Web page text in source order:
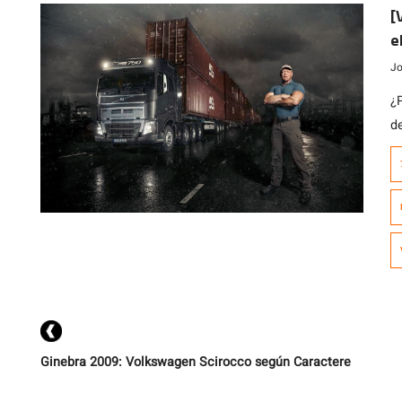
Ginebra 2009: Volkswagen Scirocco según Caractere